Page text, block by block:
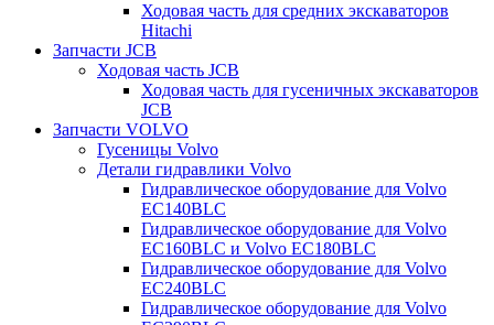
Ходовая часть для средних экскаваторов
Hitachi
Запчасти JCB
Ходовая часть JCB
Ходовая часть для гусеничных экскаваторов
JCB
Запчасти VOLVO
Гусеницы Volvo
Детали гидравлики Volvo
Гидравлическое оборудование для Volvo
EC140BLC
Гидравлическое оборудование для Volvo
EC160BLC и Volvo EC180BLC
Гидравлическое оборудование для Volvo
EC240BLC
Гидравлическое оборудование для Volvo